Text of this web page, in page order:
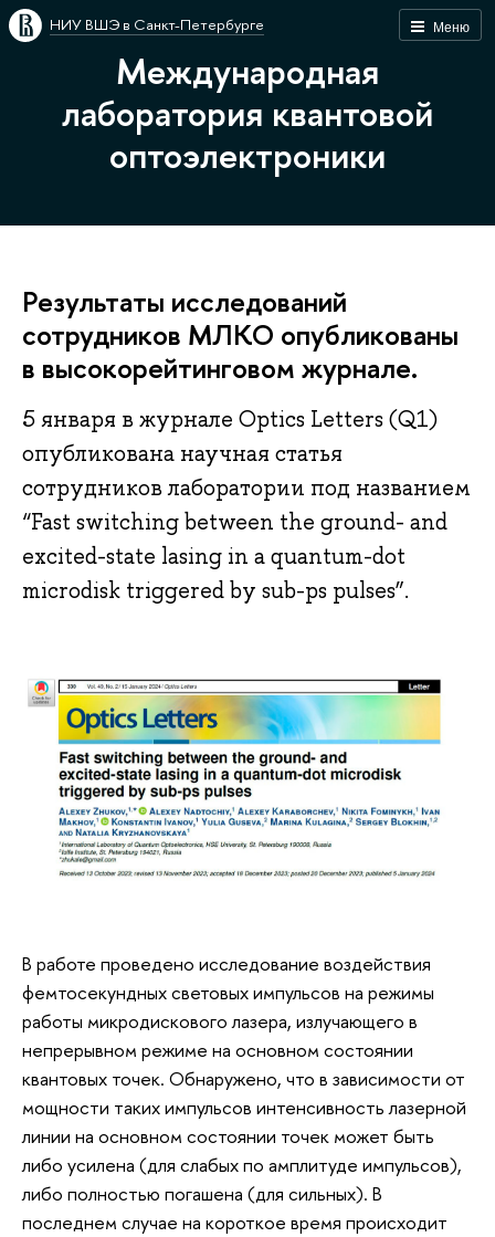
Меню
НИУ ВШЭ в Санкт-Петербурге
Международная
лаборатория квантовой
оптоэлектроники
Результаты исследований
сотрудников МЛКО опубликованы
в высокорейтинговом журнале.
5 января в журнале Optics Letters (Q1)
опубликована научная статья
сотрудников лаборатории под названием
“Fast switching between the ground- and
excited-state lasing in a quantum-dot
microdisk triggered by sub-ps pulses”.
В работе проведено исследование воздействия
фемтосекундных световых импульсов на режимы
работы микродискового лазера, излучающего в
непрерывном режиме на основном состоянии
квантовых точек. Обнаружено, что в зависимости от
мощности таких импульсов интенсивность лазерной
линии на основном состоянии точек может быть
либо усилена (для слабых по амплитуде импульсов),
либо полностью погашена (для сильных). В
последнем случае на короткое время происходит